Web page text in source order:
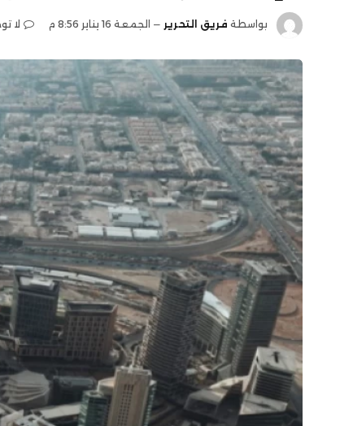
بواسطة فريق التحرير الجمعة 16 يناير 8:56 م لا